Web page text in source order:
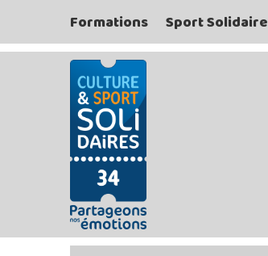
Formations Sport Solidaire